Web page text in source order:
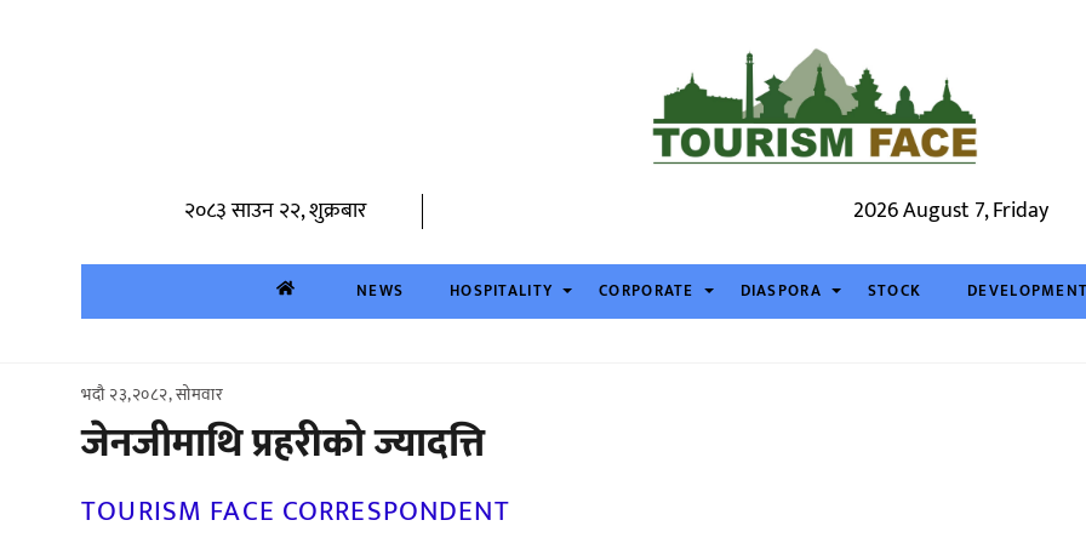
२०८३ साउन २२, शुक्रबार 2026 August 7, Friday
NEWS HOSPITALITY CORPORATE DIASPORA STOCK DEVELOPMENT
भदौ २३,२०८२, सोमवार
जेनजीमाथि प्रहरीको ज्यादत्ति
TOURISM FACE CORRESPONDENT